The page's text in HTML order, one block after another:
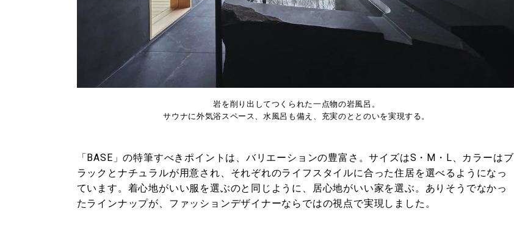
岩を削り出してつくられた一点物の岩風呂。
サウナに外気浴スペース、⽔⾵呂も備え、充実のととのいを実現する。
「BASE」の特筆すべきポイントは、バリエーションの豊富さ。サイズはS・M・L、カラーはブ
ラックとナチュラルが用意され、それぞれのライフスタイルに合った住居を選べるようになっ
ています。着心地がいい服を選ぶのと同じように、居心地がいい家を選ぶ。ありそうでなかっ
たラインナップが、ファッションデザイナーならではの視点で実現しました。